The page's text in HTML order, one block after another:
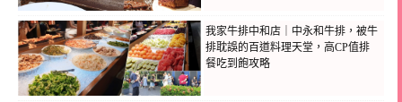
我家牛排中和店｜中永和牛排，被牛
排耽誤的百道料理天堂，高CP值排
餐吃到飽攻略